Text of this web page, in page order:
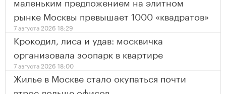
рынке Москвы превышает 1000 «квадратов»
7 августа 2026 18:29
Крокодил, лиса и удав: москвичка
организовала зоопарк в квартире
7 августа 2026 18:00
Жилье в Москве стало окупаться почти